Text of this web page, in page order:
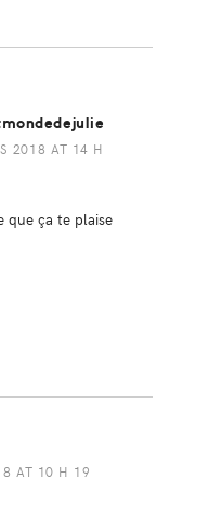
2018 AT 14 H
que ça te plaise
AT 10 H 19